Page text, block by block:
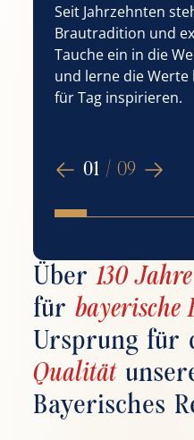
Seit Jahrzehnten
Brautradition und
Tauche ein in die
und lerne die Werte
für Tag inspirieren.
01 /09
Über130
fürbayerische
Ursprung für
Qualität
Bayerisches